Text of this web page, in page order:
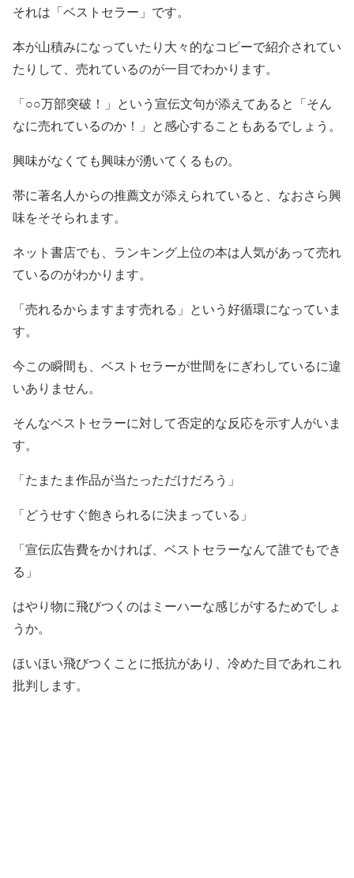
それは「ベストセラー」です。
本が山積みになっていたり大々的なコピーで紹介されてい
たりして、売れているのが一目でわかります。
「○○万部突破！」という宣伝文句が添えてあると「そん
なに売れているのか！」と感心することもあるでしょう。
興味がなくても興味が湧いてくるもの。
帯に著名人からの推薦文が添えられていると、なおさら興
味をそそられます。
ネット書店でも、ランキング上位の本は人気があって売れ
ているのがわかります。
「売れるからますます売れる」という好循環になっていま
す。
今この瞬間も、ベストセラーが世間をにぎわしているに違
いありません。
そんなベストセラーに対して否定的な反応を示す人がいま
す。
「たまたま作品が当たっただけだろう」
「どうせすぐ飽きられるに決まっている」
「宣伝広告費をかければ、ベストセラーなんて誰でもでき
る」
はやり物に飛びつくのはミーハーな感じがするためでしょ
うか。
ほいほい飛びつくことに抵抗があり、冷めた目であれこれ
批判します。